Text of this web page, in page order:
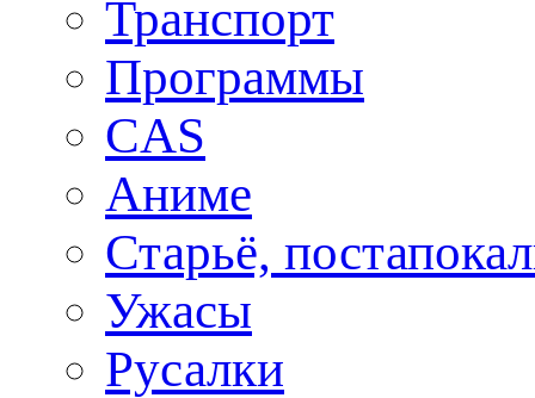
Транспорт
Программы
CAS
Аниме
Старьё,
Ужасы
Русалки